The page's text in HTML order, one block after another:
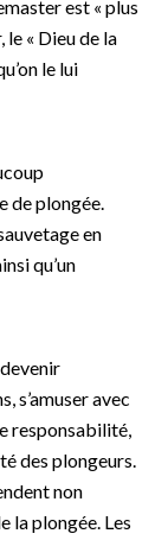
est « plus
le « Dieu de la
le lui
de plongée.
en
qu’un
s’amuser avec
responsabilité,
des plongeurs.
non
la plongée. Les